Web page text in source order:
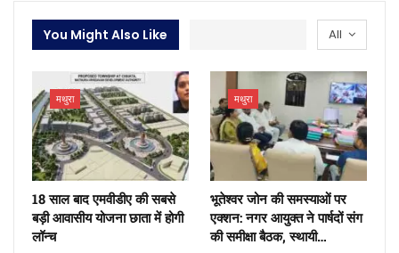
All
You Might Also Like
मथुरा
18 साल बाद एमवीडीए की सबसे
बड़ी आवासीय योजना छाता में होगी
लॉन्च
मथुरा
भूतेश्वर जोन की समस्याओं पर
एक्शन: नगर आयुक्त ने पार्षदों संग
की समीक्षा बैठक, स्थायी…